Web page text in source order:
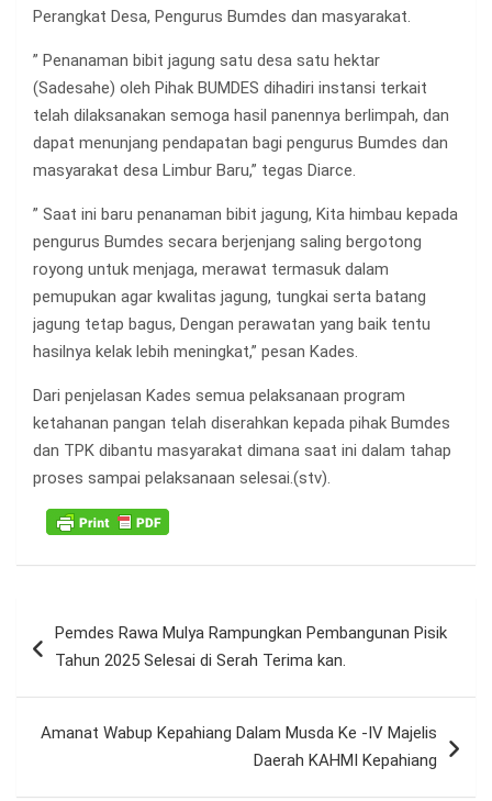
Perangkat Desa, Pengurus Bumdes dan masyarakat.
” Penanaman bibit jagung satu desa satu hektar
(Sadesahe) oleh Pihak BUMDES dihadiri instansi terkait
telah dilaksanakan semoga hasil panennya berlimpah, dan
dapat menunjang pendapatan bagi pengurus Bumdes dan
masyarakat desa Limbur Baru,” tegas Diarce.
” Saat ini baru penanaman bibit jagung, Kita himbau kepada
pengurus Bumdes secara berjenjang saling bergotong
royong untuk menjaga, merawat termasuk dalam
pemupukan agar kwalitas jagung, tungkai serta batang
jagung tetap bagus, Dengan perawatan yang baik tentu
hasilnya kelak lebih meningkat,” pesan Kades.
Dari penjelasan Kades semua pelaksanaan program
ketahanan pangan telah diserahkan kepada pihak Bumdes
dan TPK dibantu masyarakat dimana saat ini dalam tahap
proses sampai pelaksanaan selesai.(stv).
posPemdes Rawa Mulya Rampungkan Pembangunan Pisik
Tahun 2025 Selesai di Serah Terima kan.
Amanat Wabup Kepahiang Dalam Musda Ke -IV Majelis
Daerah KAHMI Kepahiang